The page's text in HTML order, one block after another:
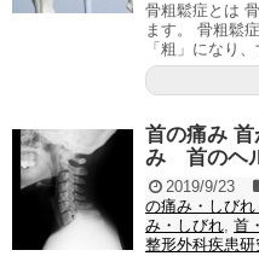
骨粗鬆症とは
ます。 骨粗鬆
「粗」になり
首の痛み
み 首のヘ
2019/9/23
の痛み・しび
み・しびれ, 首
整形外科疾患研